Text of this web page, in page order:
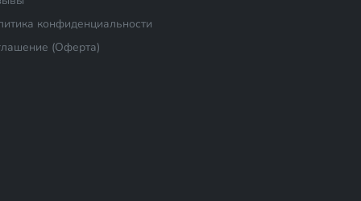
конфиденциальности
(Оферта)